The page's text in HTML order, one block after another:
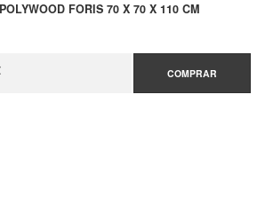
FORIS 70 X 70 X 110 CM
COMPRAR